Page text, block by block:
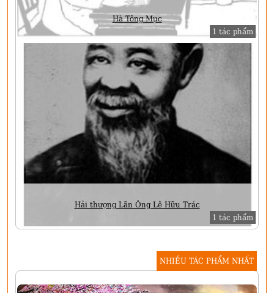
Hà Tông Mục
1 tác phẩm
Hải thượng Lãn Ông Lê Hữu Trác
1 tác phẩm
NHIỀU TÁC PHẨM NHẤT